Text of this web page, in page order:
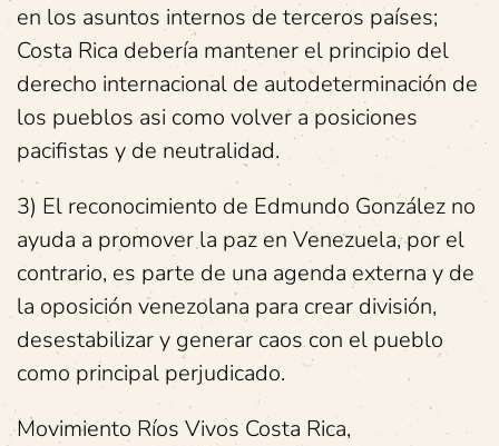
en los asuntos internos de terceros países;
Costa Rica debería mantener el principio del
derecho internacional de autodeterminación de
los pueblos asi como volver a posiciones
pacifistas y de neutralidad.
3) El reconocimiento de Edmundo González no
ayuda a promover la paz en Venezuela, por el
contrario, es parte de una agenda externa y de
la oposición venezolana para crear división,
desestabilizar y generar caos con el pueblo
como principal perjudicado.
Movimiento Ríos Vivos Costa Rica,